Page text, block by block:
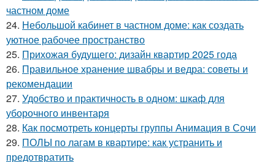
частном доме
24. Небольшой кабинет в частном доме: как создать
уютное рабочее пространство
25. Прихожая будущего: дизайн квартир 2025 года
26. Правильное хранение швабры и ведра: советы и
рекомендации
27. Удобство и практичность в одном: шкаф для
уборочного инвентаря
28. Как посмотреть концерты группы Анимация в Сочи
29. ПОЛЫ по лагам в квартире: как устранить и
предотвратить